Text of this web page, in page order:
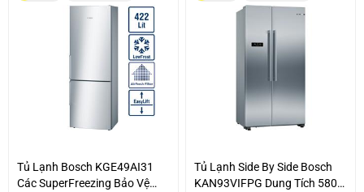
Tủ Lạnh Bosch KGE49AI31
Các SuperFreezing Bảo Vệ
Tủ Lạnh Side By Side Bosch
KAN93VIFPG Dung Tích 580L